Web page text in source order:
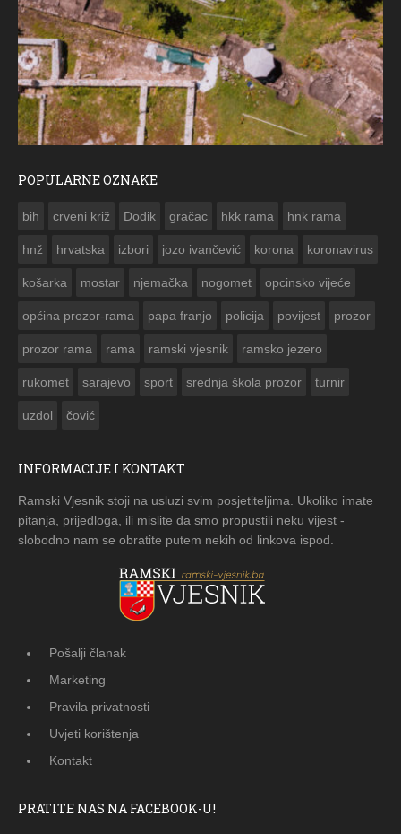
POPULARNE OZNAKE
bih crveni križ Dodik gračac hkk rama hnk rama
hnž hrvatska izbori jozo ivančević korona koronavirus
košarka mostar njemačka nogomet opcinsko vijeće
općina prozor-rama papa franjo policija povijest prozor
prozor rama rama ramski vjesnik ramsko jezero
rukomet sarajevo sport srednja škola prozor turnir
uzdol čović
INFORMACIJE I KONTAKT
Ramski Vjesnik stoji na usluzi svim posjetiteljima. Ukoliko imate
pitanja, prijedloga, ili mislite da smo propustili neku vijest -
slobodno nam se obratite putem nekih od linkova ispod.
Pošalji članak
Marketing
Pravila privatnosti
Uvjeti korištenja
Kontakt
PRATITE NAS NA FACEBOOK-U!